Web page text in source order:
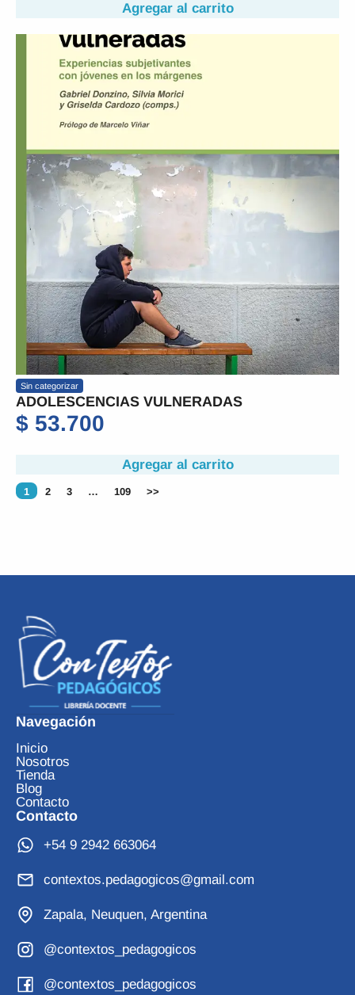
Agregar al carrito
Sin categorizar
ADOLESCENCIAS VULNERADAS
$ 53.700
Agregar al carrito
1 2 3 … 109 >>
Navegación
Inicio
Nosotros
Tienda
Blog
Contacto
Contacto
+54 9 2942 663064
contextos.pedagogicos@gmail.com
Zapala, Neuquen, Argentina
@contextos_pedagogicos
@contextos_pedagogicos